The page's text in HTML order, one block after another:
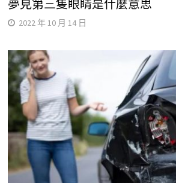
夢見第三隻眼睛是什麼意思
2022 年 10 月 14 日